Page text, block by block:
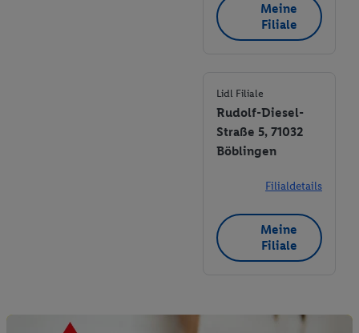
Meine
Filiale
Lidl Filiale
Rudolf-Diesel-
Straße 5, 71032
Böblingen
Filialdetails
Meine
Filiale